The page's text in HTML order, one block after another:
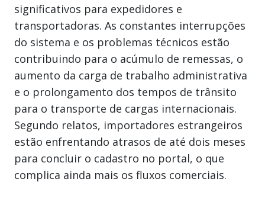
significativos para expedidores e
transportadoras. As constantes interrupções
do sistema e os problemas técnicos estão
contribuindo para o acúmulo de remessas, o
aumento da carga de trabalho administrativa
e o prolongamento dos tempos de trânsito
para o transporte de cargas internacionais.
Segundo relatos, importadores estrangeiros
estão enfrentando atrasos de até dois meses
para concluir o cadastro no portal, o que
complica ainda mais os fluxos comerciais.